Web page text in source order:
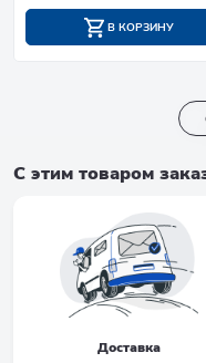
В КОРЗИНУ
С этим товаром
Доставка